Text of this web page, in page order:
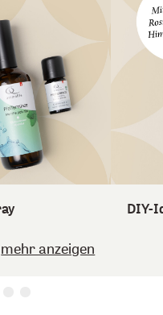
mehr anzeigen
DIY-